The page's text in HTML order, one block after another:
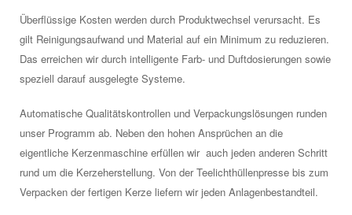
Überflüssige Kosten werden durch Produktwechsel verursacht. Es
gilt Reinigungsaufwand und Material auf ein Minimum zu reduzieren.
Das erreichen wir durch intelligente Farb- und Duftdosierungen sowie
speziell darauf ausgelegte Systeme.
Automatische Qualitätskontrollen und Verpackungslösungen runden
unser Programm ab. Neben den hohen Ansprüchen an die
eigentliche Kerzenmaschine erfüllen wir auch jeden anderen Schritt
rund um die Kerzeherstellung. Von der Teelichthüllenpresse bis zum
Verpacken der fertigen Kerze liefern wir jeden Anlagenbestandteil.